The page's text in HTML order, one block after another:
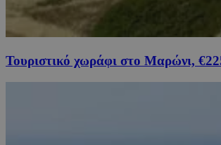
Τουριστικό χωράφι στο Μαρώνι,